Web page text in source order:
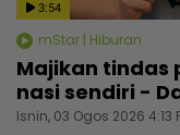
3:54
mStar | Hiburan
Majikan tindas
nasi sendiri -
Isnin, 03 Ogos 2026 4:13